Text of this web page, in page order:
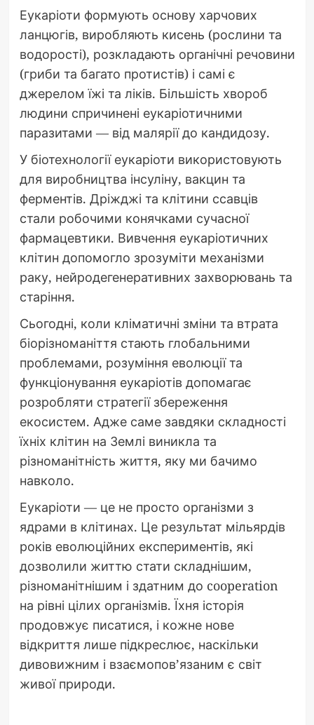
Еукаріоти формують основу харчових
ланцюгів, виробляють кисень (рослини та
водорості), розкладають органічні речовини
(гриби та багато протистів) і самі є
джерелом їжі та ліків. Більшість хвороб
людини спричинені еукаріотичними
паразитами — від малярії до кандидозу.
У біотехнології еукаріоти використовують
для виробництва інсуліну, вакцин та
ферментів. Дріжджі та клітини ссавців
стали робочими конячками сучасної
фармацевтики. Вивчення еукаріотичних
клітин допомогло зрозуміти механізми
раку, нейродегенеративних захворювань та
старіння.
Сьогодні, коли кліматичні зміни та втрата
біорізноманіття стають глобальними
проблемами, розуміння еволюції та
функціонування еукаріотів допомагає
розробляти стратегії збереження
екосистем. Адже саме завдяки складності
їхніх клітин на Землі виникла та
різноманітність життя, яку ми бачимо
навколо.
Еукаріоти — це не просто організми з
ядрами в клітинах. Це результат мільярдів
років еволюційних експериментів, які
дозволили життю стати складнішим,
різноманітнішим і здатним до cooperation
на рівні цілих організмів. Їхня історія
продовжує писатися, і кожне нове
відкриття лише підкреслює, наскільки
дивовижним і взаємопов’язаним є світ
живої природи.